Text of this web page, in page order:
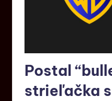
Postal
strieľačka